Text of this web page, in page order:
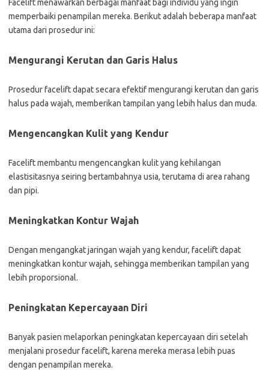
Facelift menawarkan berbagai manfaat bagi individu yang ingin
memperbaiki penampilan mereka. Berikut adalah beberapa manfaat
utama dari prosedur ini:
Mengurangi Kerutan dan Garis Halus
Prosedur facelift dapat secara efektif mengurangi kerutan dan garis
halus pada wajah, memberikan tampilan yang lebih halus dan muda.
Mengencangkan Kulit yang Kendur
Facelift membantu mengencangkan kulit yang kehilangan
elastisitasnya seiring bertambahnya usia, terutama di area rahang
dan pipi.
Meningkatkan Kontur Wajah
Dengan mengangkat jaringan wajah yang kendur, facelift dapat
meningkatkan kontur wajah, sehingga memberikan tampilan yang
lebih proporsional.
Peningkatan Kepercayaan Diri
Banyak pasien melaporkan peningkatan kepercayaan diri setelah
menjalani prosedur facelift, karena mereka merasa lebih puas
dengan penampilan mereka.